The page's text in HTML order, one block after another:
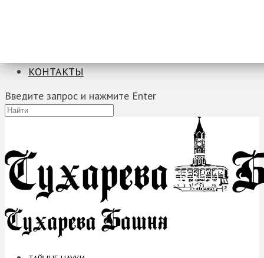
КОНТАКТЫ
Введите запрос и нажмите Enter